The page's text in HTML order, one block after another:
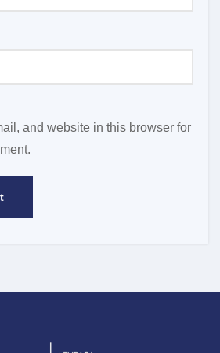
and website in this browser for